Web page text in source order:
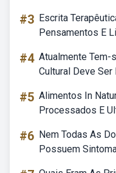
#3 Escrita
Pensamentos E
#4 Atualmente Tem-
Cultural Deve
#5 Alimentos In
Processados E
#6 Nem Todas As
Possuem